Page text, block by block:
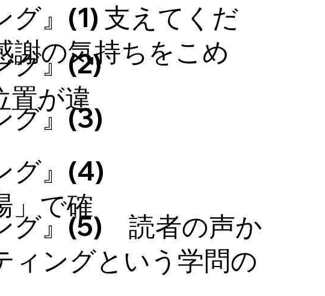
グ』(1) 支えてくだ
謝の気持ちをこめ
グ』(2)
が違
グ』(3)
グ』(4)
」で確
グ』(5) 読者の声か
ィングという学問の